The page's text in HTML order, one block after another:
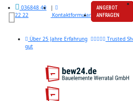
036848 40
22 22
|
Kontaktformular
ANGEBOT
ANFRAGEN
Über 25 Jahre Erfahrung
Trusted
gut